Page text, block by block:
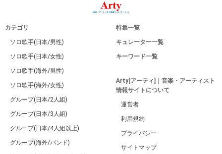
カテゴリ
ソロ歌手(日本/男性)
ソロ歌手(日本/女性)
ソロ歌手(海外/男性)
ソロ歌手(海外/女性)
グループ(日本/2人組)
グループ(日本/3人組)
グループ(日本/4人組以上)
グループ(海外/バンド)
特集一覧
キュレーター一覧
キーワード一覧
Arty[アーティ]｜音楽・アーティスト
情報サイトについて
運営者
利用規約
プライバシー
サイトマップ